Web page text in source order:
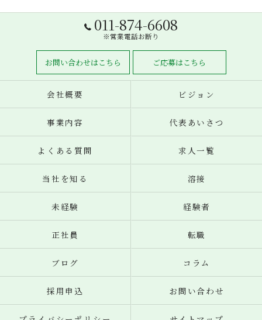
011-874-6608
※営業電話お断り
お問い合わせはこちら ご応募はこちら
会社概要 ビジョン
事業内容 代表あいさつ
よくある質問 求人一覧
当社を知る 溶接
未経験 経験者
正社員 転職
ブログ コラム
採用申込 お問い合わせ